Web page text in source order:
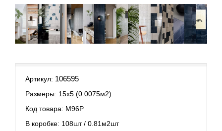
Артикул: 106595
Размеры: 15х5 (0.0075м2)
Код товара: M96P
В коробке: 108шт / 0.81м2шт